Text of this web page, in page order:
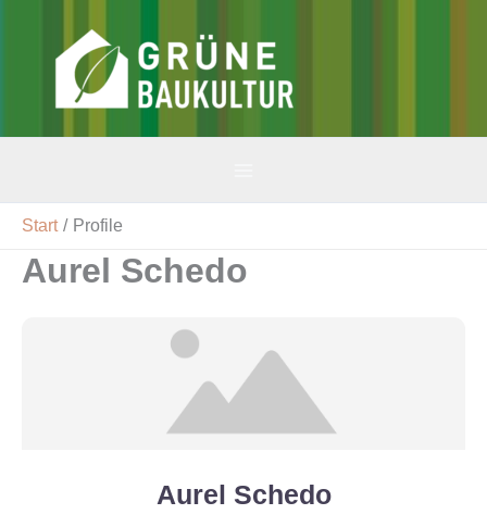
Start Profile
Aurel Schedo
Aurel Schedo